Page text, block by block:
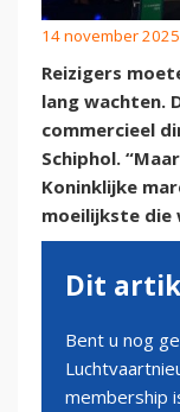
14 november
Reizigers
lang wachten.
commercieel
Schiphol.
Koninklijke
moeilijkste die
Dit
Bent u nog
membership